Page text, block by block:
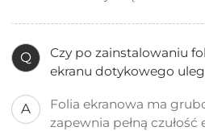
Q
Czy po zainstalowaniu
ekranu dotykowego
A
Folia ekranowa ma
zapewnia pełną